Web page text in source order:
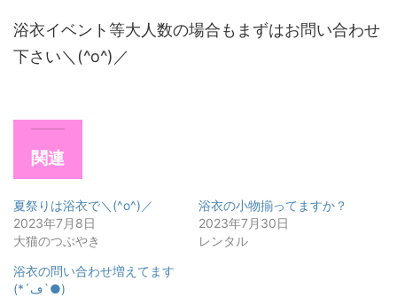
浴衣イベント等大人数の場合もまずはお問い合わせ
下さい＼(^o^)／
関連
夏祭りは浴衣で＼(^o^)／
2023年7月8日
大猫のつぶやき
浴衣の小物揃ってますか？
2023年7月30日
レンタル
浴衣の問い合わせ増えてます
(*´ڡ`●)